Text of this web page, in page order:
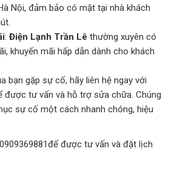
Nội, đảm bảo có mặt tại nhà khách
: Điện Lạnh Trần Lê thường xuyên có
khuyến mãi hấp dẫn dành cho khách
bạn gặp sự cố, hãy liên hệ ngay với
được tư vấn và hỗ trợ sửa chữa. Chúng
sự cố một cách nhanh chóng, hiệu
được tư vấn và đặt lịch